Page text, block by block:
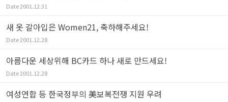
Date2001.12.31
새 옷 갈아입은 Women21, 축하해주세요!
Date2001.12.28
아름다운 세상위해 BC카드 하나 새로 만드세요!
Date2001.12.28
여성연합 등 한국정부의 美보복전쟁 지원 우려